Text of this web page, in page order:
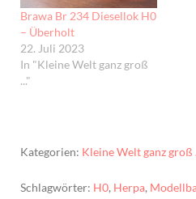
Brawa Br 234 Diesellok H0
– Überholt
22. Juli 2023
In "Kleine Welt ganz groß
..."
Kategorien: Kleine Welt ganz groß
Schlagwörter: H0, Herpa,